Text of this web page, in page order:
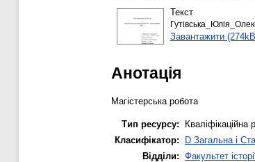
Текст
Завантажити
Анотація
Магістерська робота
Тип ресурсу:
Кваліфікаційна
Класифікатор:
D Загальна і
Відділи: Факультет